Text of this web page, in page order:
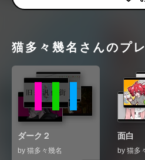
猫多々幾名さんのプ
ダーク２
by 猫多々幾名
面白
by 猫多